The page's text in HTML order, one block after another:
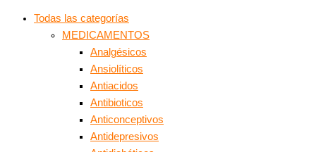
Todas las categorías
MEDICAMENTOS
Analgésicos
Ansiolíticos
Antiacidos
Antibioticos
Anticonceptivos
Antidepresivos